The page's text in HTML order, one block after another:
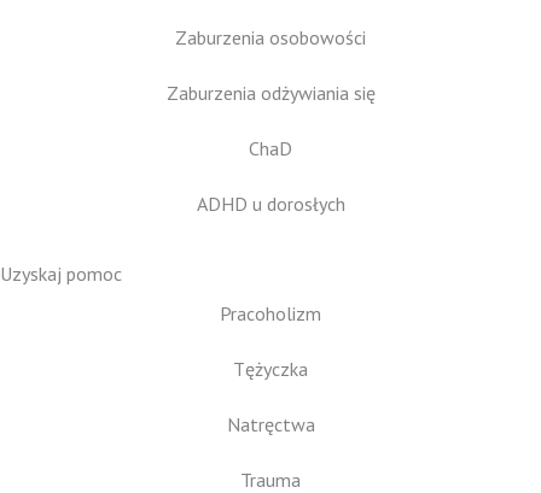
Zaburzenia osobowości
Zaburzenia odżywiania się
ChaD
ADHD u dorosłych
Uzyskaj pomoc
Pracoholizm
Tężyczka
Natręctwa
Trauma